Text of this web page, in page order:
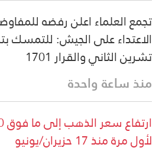
تجمع العلماء اعلن رفضه
تشرين الثاني والقرار 1701
منذ ساعة واحدة
لأول مرة منذ 17 حزيران/يونيو